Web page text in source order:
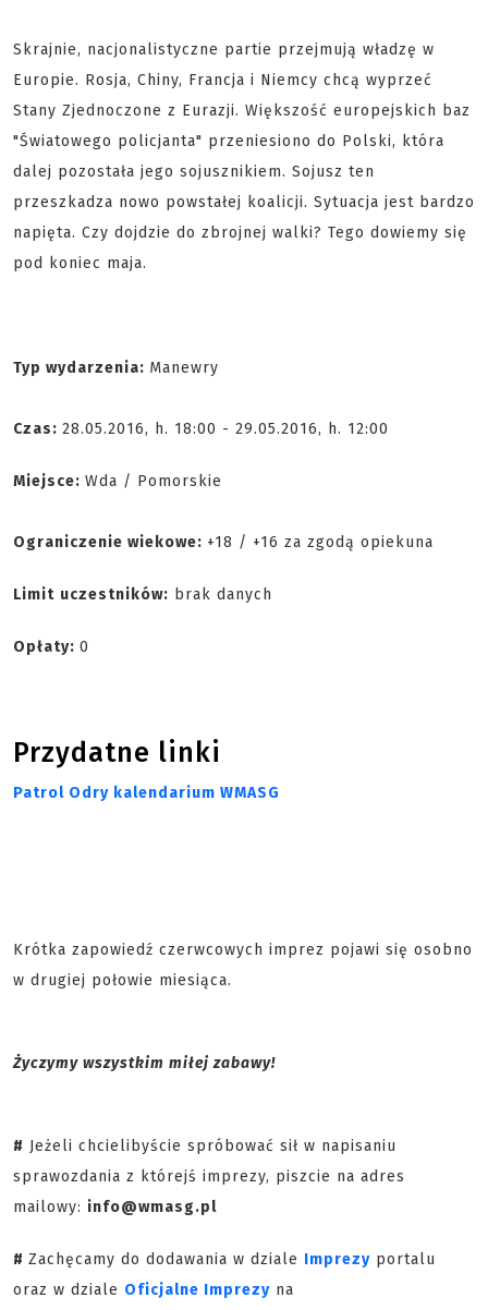
Skrajnie, nacjonalistyczne partie przejmują władzę w
Europie. Rosja, Chiny, Francja i Niemcy chcą wyprzeć
Stany Zjednoczone z Eurazji. Większość europejskich baz
"Światowego policjanta" przeniesiono do Polski, która
dalej pozostała jego sojusznikiem. Sojusz ten
przeszkadza nowo powstałej koalicji. Sytuacja jest bardzo
napięta. Czy dojdzie do zbrojnej walki? Tego dowiemy się
pod koniec maja.
Typ wydarzenia: Manewry
Czas: 28.05.2016, h. 18:00 - 29.05.2016, h. 12:00
Miejsce: Wda / Pomorskie
Ograniczenie wiekowe: +18 / +16 za zgodą opiekuna
Limit uczestników: brak danych
Opłaty: 0
Przydatne linki
Patrol Odry kalendarium WMASG
Krótka zapowiedź czerwcowych imprez pojawi się osobno
w drugiej połowie miesiąca.
Życzymy wszystkim miłej zabawy!
# Jeżeli chcielibyście spróbować sił w napisaniu
sprawozdania z którejś imprezy, piszcie na adres
mailowy: info@wmasg.pl
# Zachęcamy do dodawania w dziale Imprezy portalu
oraz w dziale Oficjalne Imprezy na